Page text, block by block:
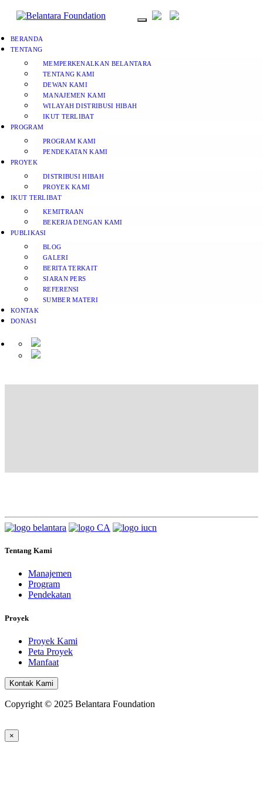
BERANDA
TENTANG
MEMPERKENALKAN BELANTARA
TENTANG KAMI
DEWAN KAMI
MANAJEMEN KAMI
WILAYAH DISTRIBUSI HIBAH
IKUT TERLIBAT
PROGRAM
PROGRAM KAMI
PENDEKATAN KAMI
PROYEK
DISTRIBUSI HIBAH
PROYEK KAMI
IKUT TERLIBAT
KEMITRAAN
BEKERJA DENGAN KAMI
PUBLIKASI
BLOG
GALERI
BERITA TERKAIT
SIARAN PERS
REFERENSI
SUMBER MATERI
KONTAK
DONASI
Tentang Kami
Manajemen
Program
Pendekatan
Proyek
Proyek Kami
Peta Proyek
Manfaat
Kontak Kami
Copyright © 2025 Belantara Foundation
×